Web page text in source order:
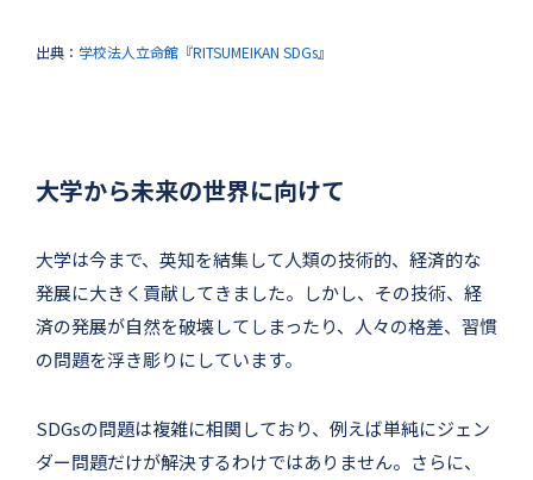
出典： 学校法人立命館『RITSUMEIKAN SDGs』
大学から未来の世界に向けて
大学は今まで、英知を結集して人類の技術的、経済的な
発展に大きく貢献してきました。しかし、その技術、経
済の発展が自然を破壊してしまったり、人々の格差、習慣
の問題を浮き彫りにしています。
SDGsの問題は複雑に相関しており、例えば単純にジェン
ダー問題だけが解決するわけではありません。さらに、